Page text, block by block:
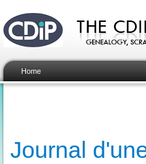
Home
Journal